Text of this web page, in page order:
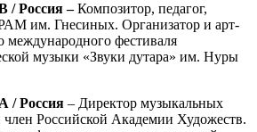
Россия –Композитор, педагог,
им. Гнесиных. Организатор и арт-
международного фестиваля
музыки «Звуки дутара» им. Нуры
Россия – Директор музыкальных
Российской Академии Художеств.